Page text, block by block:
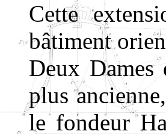
Cette
bâtiment
Deux
plus
le fondeur